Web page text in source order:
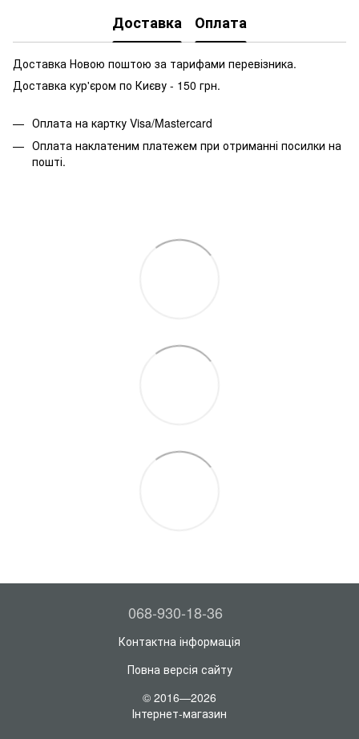
Доставка Оплата
Доставка Новою поштою за тарифами перевізника.
Доставка кур'єром по Києву - 150 грн.
Оплата на картку Visa/Mastercard
Оплата наклатеним платежем при отриманні посилки на
пошті.
068-930-18-36
Контактна інформація
Повна версія сайту
© 2016—2026
Інтернет-магазин